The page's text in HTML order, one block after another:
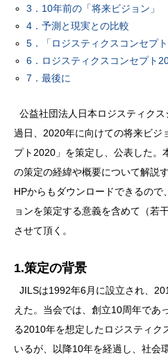
3．10年前の「将来ビジョン」
4．予測と現実との比較
5．「ロジスティクスコンセプ
6．ロジスティクスコンセプト
7．最後に
公益社団法人日本ロジスティクス
過日、2020年に向けての将来ビジ
プト2020」を策定し、公表した。
の策定の経緯や概要について解説
HPからもダウンロードできるので
ョンを策定する意義を含めて（若
させて頂く。
1.策定の背景
JILSは1992年6月に設立され、
えた。当会では、創立10周年であ
る2010年を想定したロジスティク
いるが、以降10年を経過し、社会